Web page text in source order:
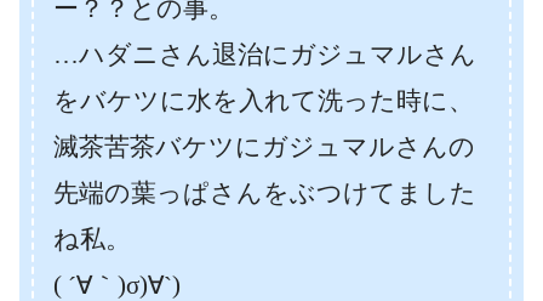
ー？？との事。
…ハダニさん退治にガジュマルさん
をバケツに水を入れて洗った時に、
滅茶苦茶バケツにガジュマルさんの
先端の葉っぱさんをぶつけてました
ね私。
( ´∀｀)σ)∀`)